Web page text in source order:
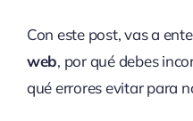
Con este post, vas a
web, por qué debes
qué errores evitar para